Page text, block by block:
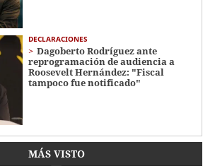
DECLARACIONES
Dagoberto Rodríguez ante
reprogramación de audiencia a
Roosevelt Hernández: "Fiscal
tampoco fue notificado"
MÁS VISTO